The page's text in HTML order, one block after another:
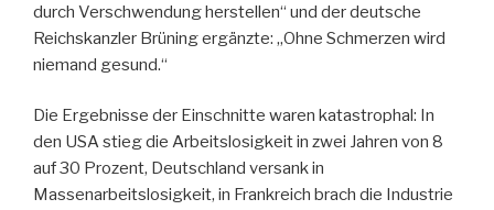
durch Verschwendung herstellen“ und der deutsche
Reichskanzler Brüning ergänzte: „Ohne Schmerzen wird
niemand gesund.“
Die Ergebnisse der Einschnitte waren katastrophal: In
den USA stieg die Arbeitslosigkeit in zwei Jahren von 8
auf 30 Prozent, Deutschland versank in
Massenarbeitslosigkeit, in Frankreich brach die Industrie